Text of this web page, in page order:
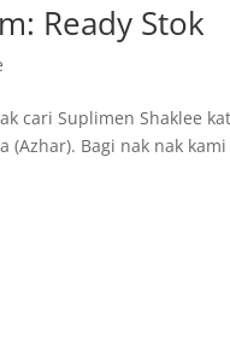
Ready Stok
cari Suplimen Shaklee
Bagi nak nak